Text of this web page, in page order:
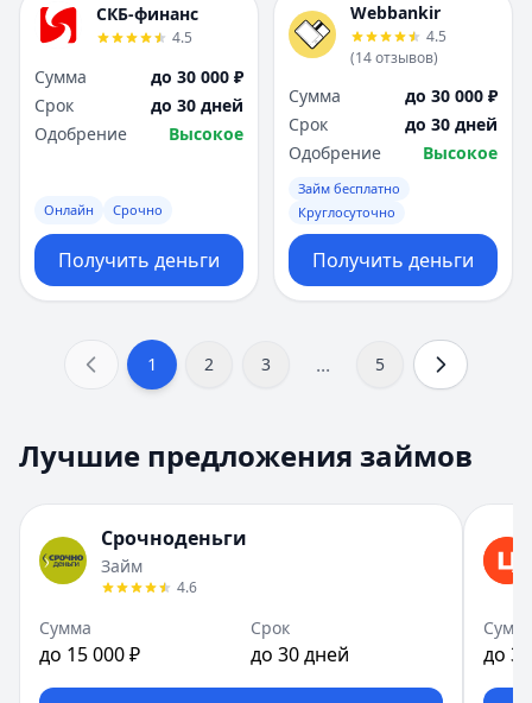
СКБ-финанс
4.5
Сумма
до 30 000 ₽
Срок
до 30 дней
Одобрение
Высокое
Онлайн Срочно
Получить деньги
Webbankir
4.5
(14отзывов)
Сумма
до 30 000 ₽
Срок
до 30 дней
Одобрение
Высокое
Займ бесплатно
Круглосуточно
Получить деньги
1 2 3 ... 5
Лучшие предложения займов
Срочноденьги
Займ
4.6
Сумма
до 15 000 ₽
Срок
до 30 дней до